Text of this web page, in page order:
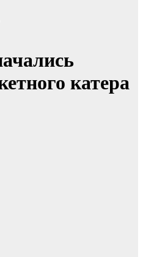
катера